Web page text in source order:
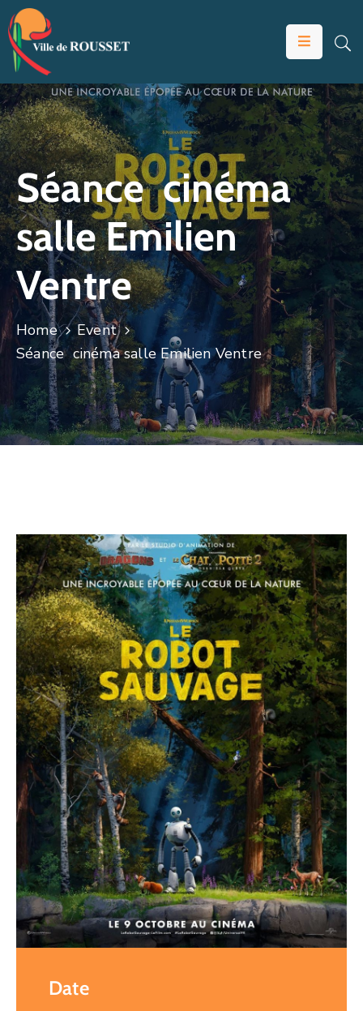
VOTRE
MAIRIE
VIVRE
À
ROUSSET
ÉDUCATION
ET
JEUNESSE
SOLIDARITÉS
ÉCONOMIE
ANIMATION
CULTURE
SPORTS
Séance cinéma
salle Emilien
Ventre
Home
Event
Séance cinéma salle Emilien Ventre
Date